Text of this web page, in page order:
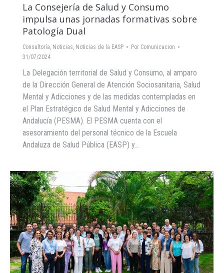
La Consejería de Salud y Consumo
impulsa unas jornadas formativas sobre
Patología Dual
Consultoría, Noticias, Noticias de la EASP Por Comunicacion
31/07/2024
La Delegación territorial de Salud y Consumo, al amparo
de la Dirección General de Atención Sociosanitaria, Salud
Mental y Adicciones y de las medidas contempladas en
el Plan Estratégico de Salud Mental y Adicciones de
Andalucía (PESMA). El PESMA cuenta con el
asesoramiento del personal técnico de la Escuela
Andaluza de Salud Pública (EASP) y…